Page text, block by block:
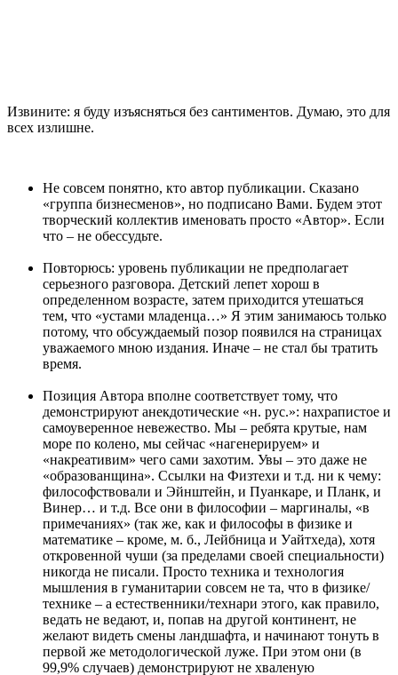
Извините: я буду изъясняться без сантиментов. Думаю, это для
всех излишне.
Не совсем понятно, кто автор публикации. Сказано
«группа бизнесменов», но подписано Вами. Будем этот
творческий коллектив именовать просто «Автор». Если
что – не обессудьте.
Повторюсь: уровень публикации не предполагает
серьезного разговора. Детский лепет хорош в
определенном возрасте, затем приходится утешаться
тем, что «устами младенца…» Я этим занимаюсь только
потому, что обсуждаемый позор появился на страницах
уважаемого мною издания. Иначе – не стал бы тратить
время.
Позиция Автора вполне соответствует тому, что
демонстрируют анекдотические «н. рус.»: нахрапистое и
самоуверенное невежество. Мы – ребята крутые, нам
море по колено, мы сейчас «нагенерируем» и
«накреативим» чего сами захотим. Увы – это даже не
«образованщина». Ссылки на Физтехи и т.д. ни к чему:
философствовали и Эйнштейн, и Пуанкаре, и Планк, и
Винер… и т.д. Все они в философии – маргиналы, «в
примечаниях» (так же, как и философы в физике и
математике – кроме, м. б., Лейбница и Уайтхеда), хотя
откровенной чуши (за пределами своей специальности)
никогда не писали. Просто техника и технология
мышления в гуманитарии совсем не та, что в физике/
технике – а естественники/технари этого, как правило,
ведать не ведают, и, попав на другой континент, не
желают видеть смены ландшафта, и начинают тонуть в
первой же методологической луже. При этом они (в
99,9% случаев) демонстрируют не хваленую